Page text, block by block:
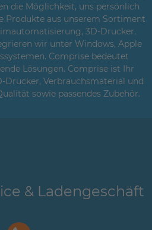
die Möglichkeit, uns persönlich
Produkte aus unserem Sortiment
3D-Drucker,
wir unter Windows, Apple
Comprise bedeutet
Lösungen. Comprise ist Ihr
Drucker, Verbrauchsmaterial und
sowie passendes Zubehör.
& Ladengeschäft